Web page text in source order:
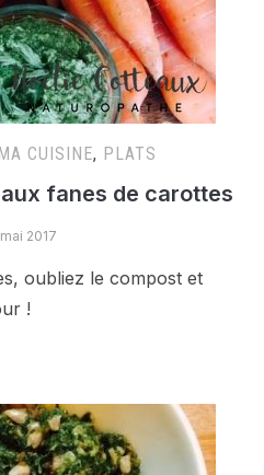
MA CUISINE, PLATS
fanes de carottes
2017
oubliez le compost et
!